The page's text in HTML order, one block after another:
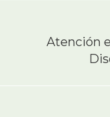
Atención